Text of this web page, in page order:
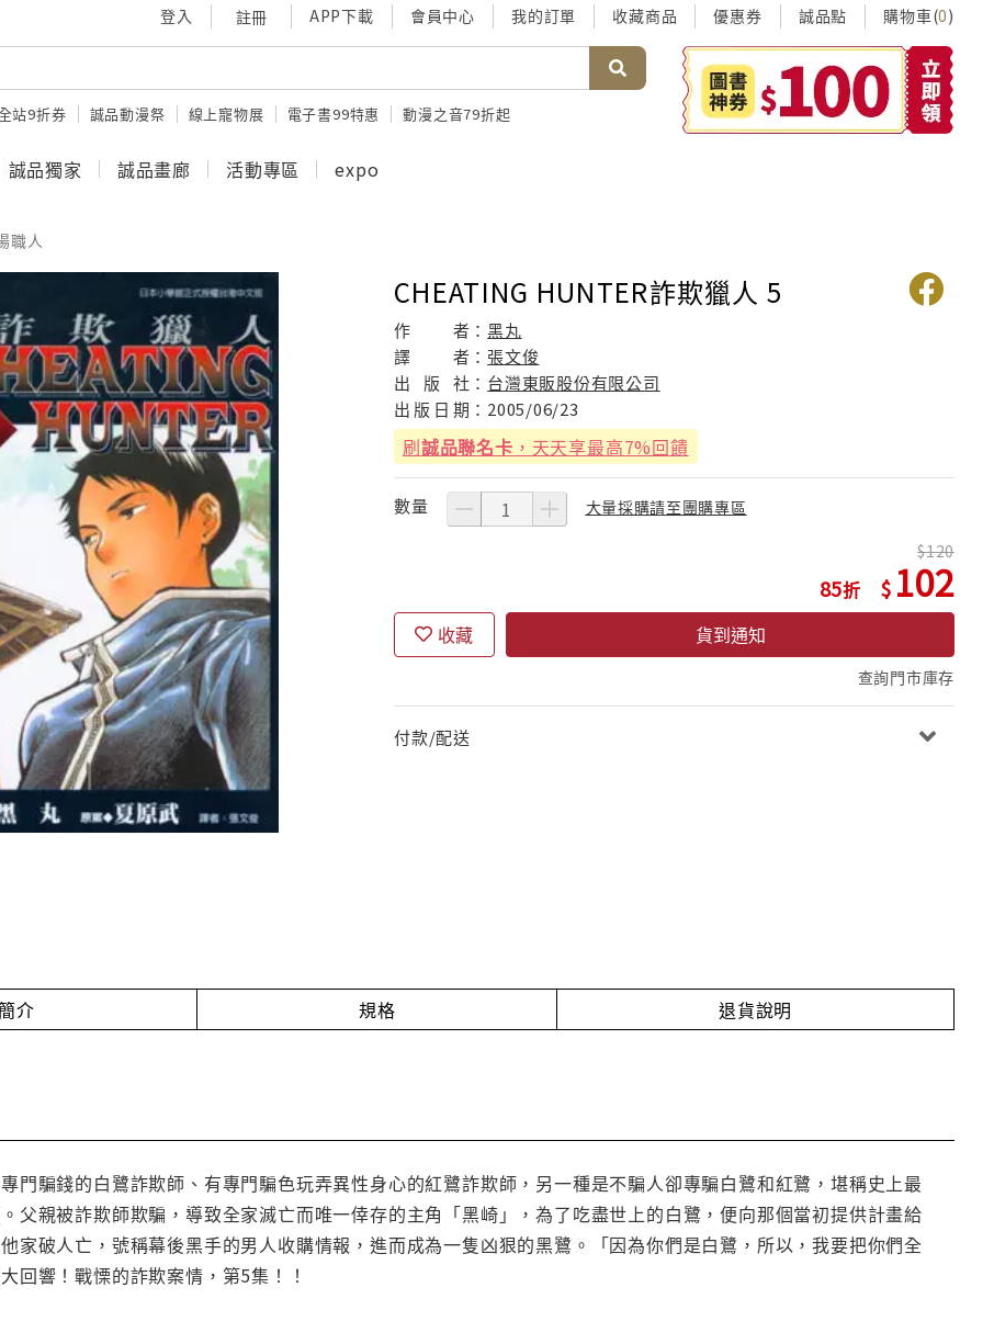
登入 註冊 APP下載 會員中心 我的訂單 收藏商品 優惠券 誠品點 購物車(0)
站9折券 誠品動漫祭 線上寵物展 電子書99特惠 動漫之音79折起
誠品獨家 誠品畫廊 活動專區 expo
職人
CHEATING HUNTER詐欺獵人 5
作 者：黑丸
譯
者： 張文俊
出
版 社： 台灣東販股份有限公司
出 版 日 期： 2005/06/23
刷誠品聯名卡 ，天天享最高7%回饋
數量 大量採購請至團購專區
85
120
102
收藏 貨到通知
查詢門市庫存
付款/配送
介 規格 退貨說明
門騙錢的白鷺詐欺師、有專門騙色玩弄異性身心的紅鷺詐欺師，另一種是不騙人卻專騙白鷺和紅鷺，堪稱史上最
父親被詐欺師欺騙，導致全家滅亡而唯一倖存的主角「黑崎」，為了吃盡世上的白鷺，便向那個當初提供計畫給
家破人亡，號稱幕後黑手的男人收購情報，進而成為一隻凶狠的黑鷺。「因為你們是白鷺，所以，我要把你們全
回響！戰慄的詐欺案情，第5集！！